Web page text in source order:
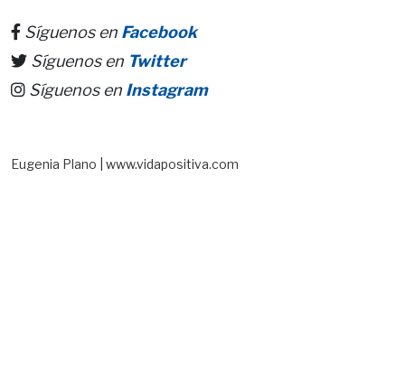
Síguenos en Facebook
Síguenos en Twitter
Síguenos en Instagram
Eugenia Plano | www.vidapositiva.com